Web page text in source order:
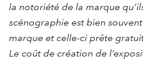
la notoriété de la marque
scénographie est bien
marque et celle-ci prête
Le coût de création de